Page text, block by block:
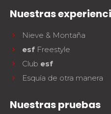
¡Una de nuestras
Competiciones
Presentación del Club
Nuestras
Nieve & Montaña
esf Freestyle
Club esf
Esquía de otra manera
Nuestras pruebas